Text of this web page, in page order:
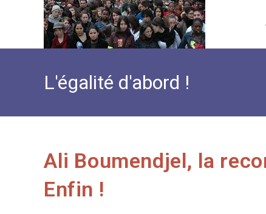
L'égalité d'abord !
Ali Boumendjel, la
Enfin !